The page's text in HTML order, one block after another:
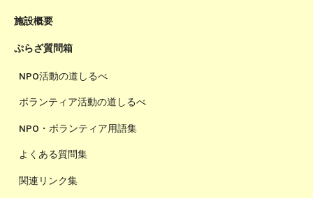
施設概要
ぷらざ質問箱
NPO活動の道しるべ
ボランティア活動の道しるべ
NPO・ボランティア用語集
よくある質問集
関連リンク集